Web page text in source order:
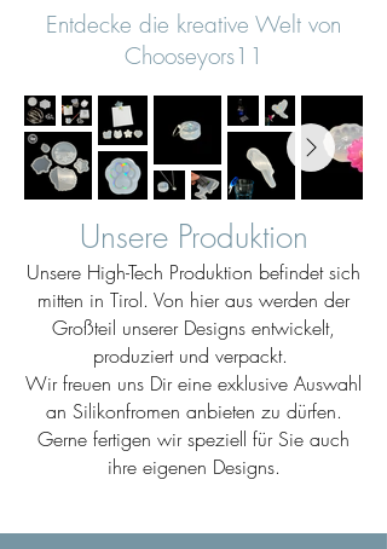
Entdecke die kreative Welt von
Chooseyors11
Unsere Produktion
Unsere High-Tech Produktion befindet sich
mitten in Tirol. Von hier aus werden der
Großteil unserer Designs entwickelt,
produziert und verpackt.
Wir freuen uns Dir eine exklusive Auswahl
an Silikonfromen anbieten zu dürfen.
Gerne fertigen wir speziell für Sie auch
ihre eigenen Designs.